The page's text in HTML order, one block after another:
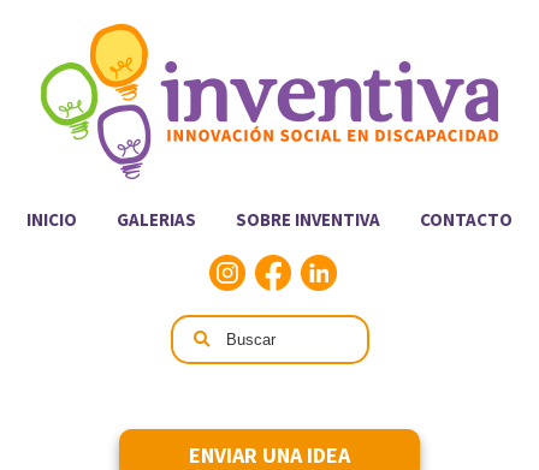
INICIO GALERIAS SOBRE INVENTIVA CONTACTO
ENVIAR UNA IDEA